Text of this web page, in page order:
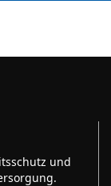
und